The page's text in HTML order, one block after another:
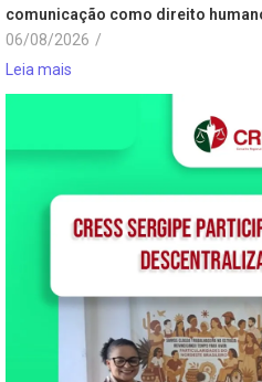
comunicação como direito
06/08/2026 /
Leia mais